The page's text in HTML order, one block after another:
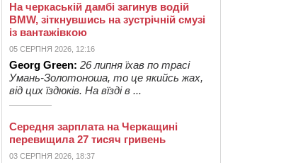
На черкаській дамбі загинув водій
BMW, зіткнувшись на зустрічній смузі
із вантажівкою
05 СЕРПНЯ 2026, 12:16
Georg Green: 26 липня їхав по трасі
Умань-Золотоноша, то це якийсь жах,
від цих їздюків. На вїзді в ...
Середня зарплата на Черкащині
перевищила 27 тисяч гривень
03 СЕРПНЯ 2026, 18:37